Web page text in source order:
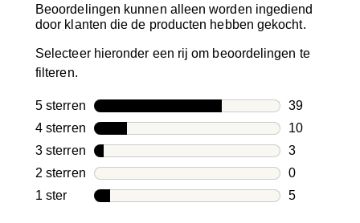
Beoordelingen kunnen alleen worden ingediend
door klanten die de producten hebben gekocht.
Selecteer hieronder een rij om beoordelingen te
filteren.
5 sterren sterren
39
39
4 sterren sterren
10
10
3 sterren sterren
3
3
2 sterren sterren
0
0
1 ster sterren
5